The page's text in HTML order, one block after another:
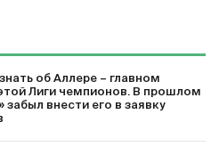
об Аллере – главном
Лиги чемпионов. В прошлом
забыл внести его в заявку